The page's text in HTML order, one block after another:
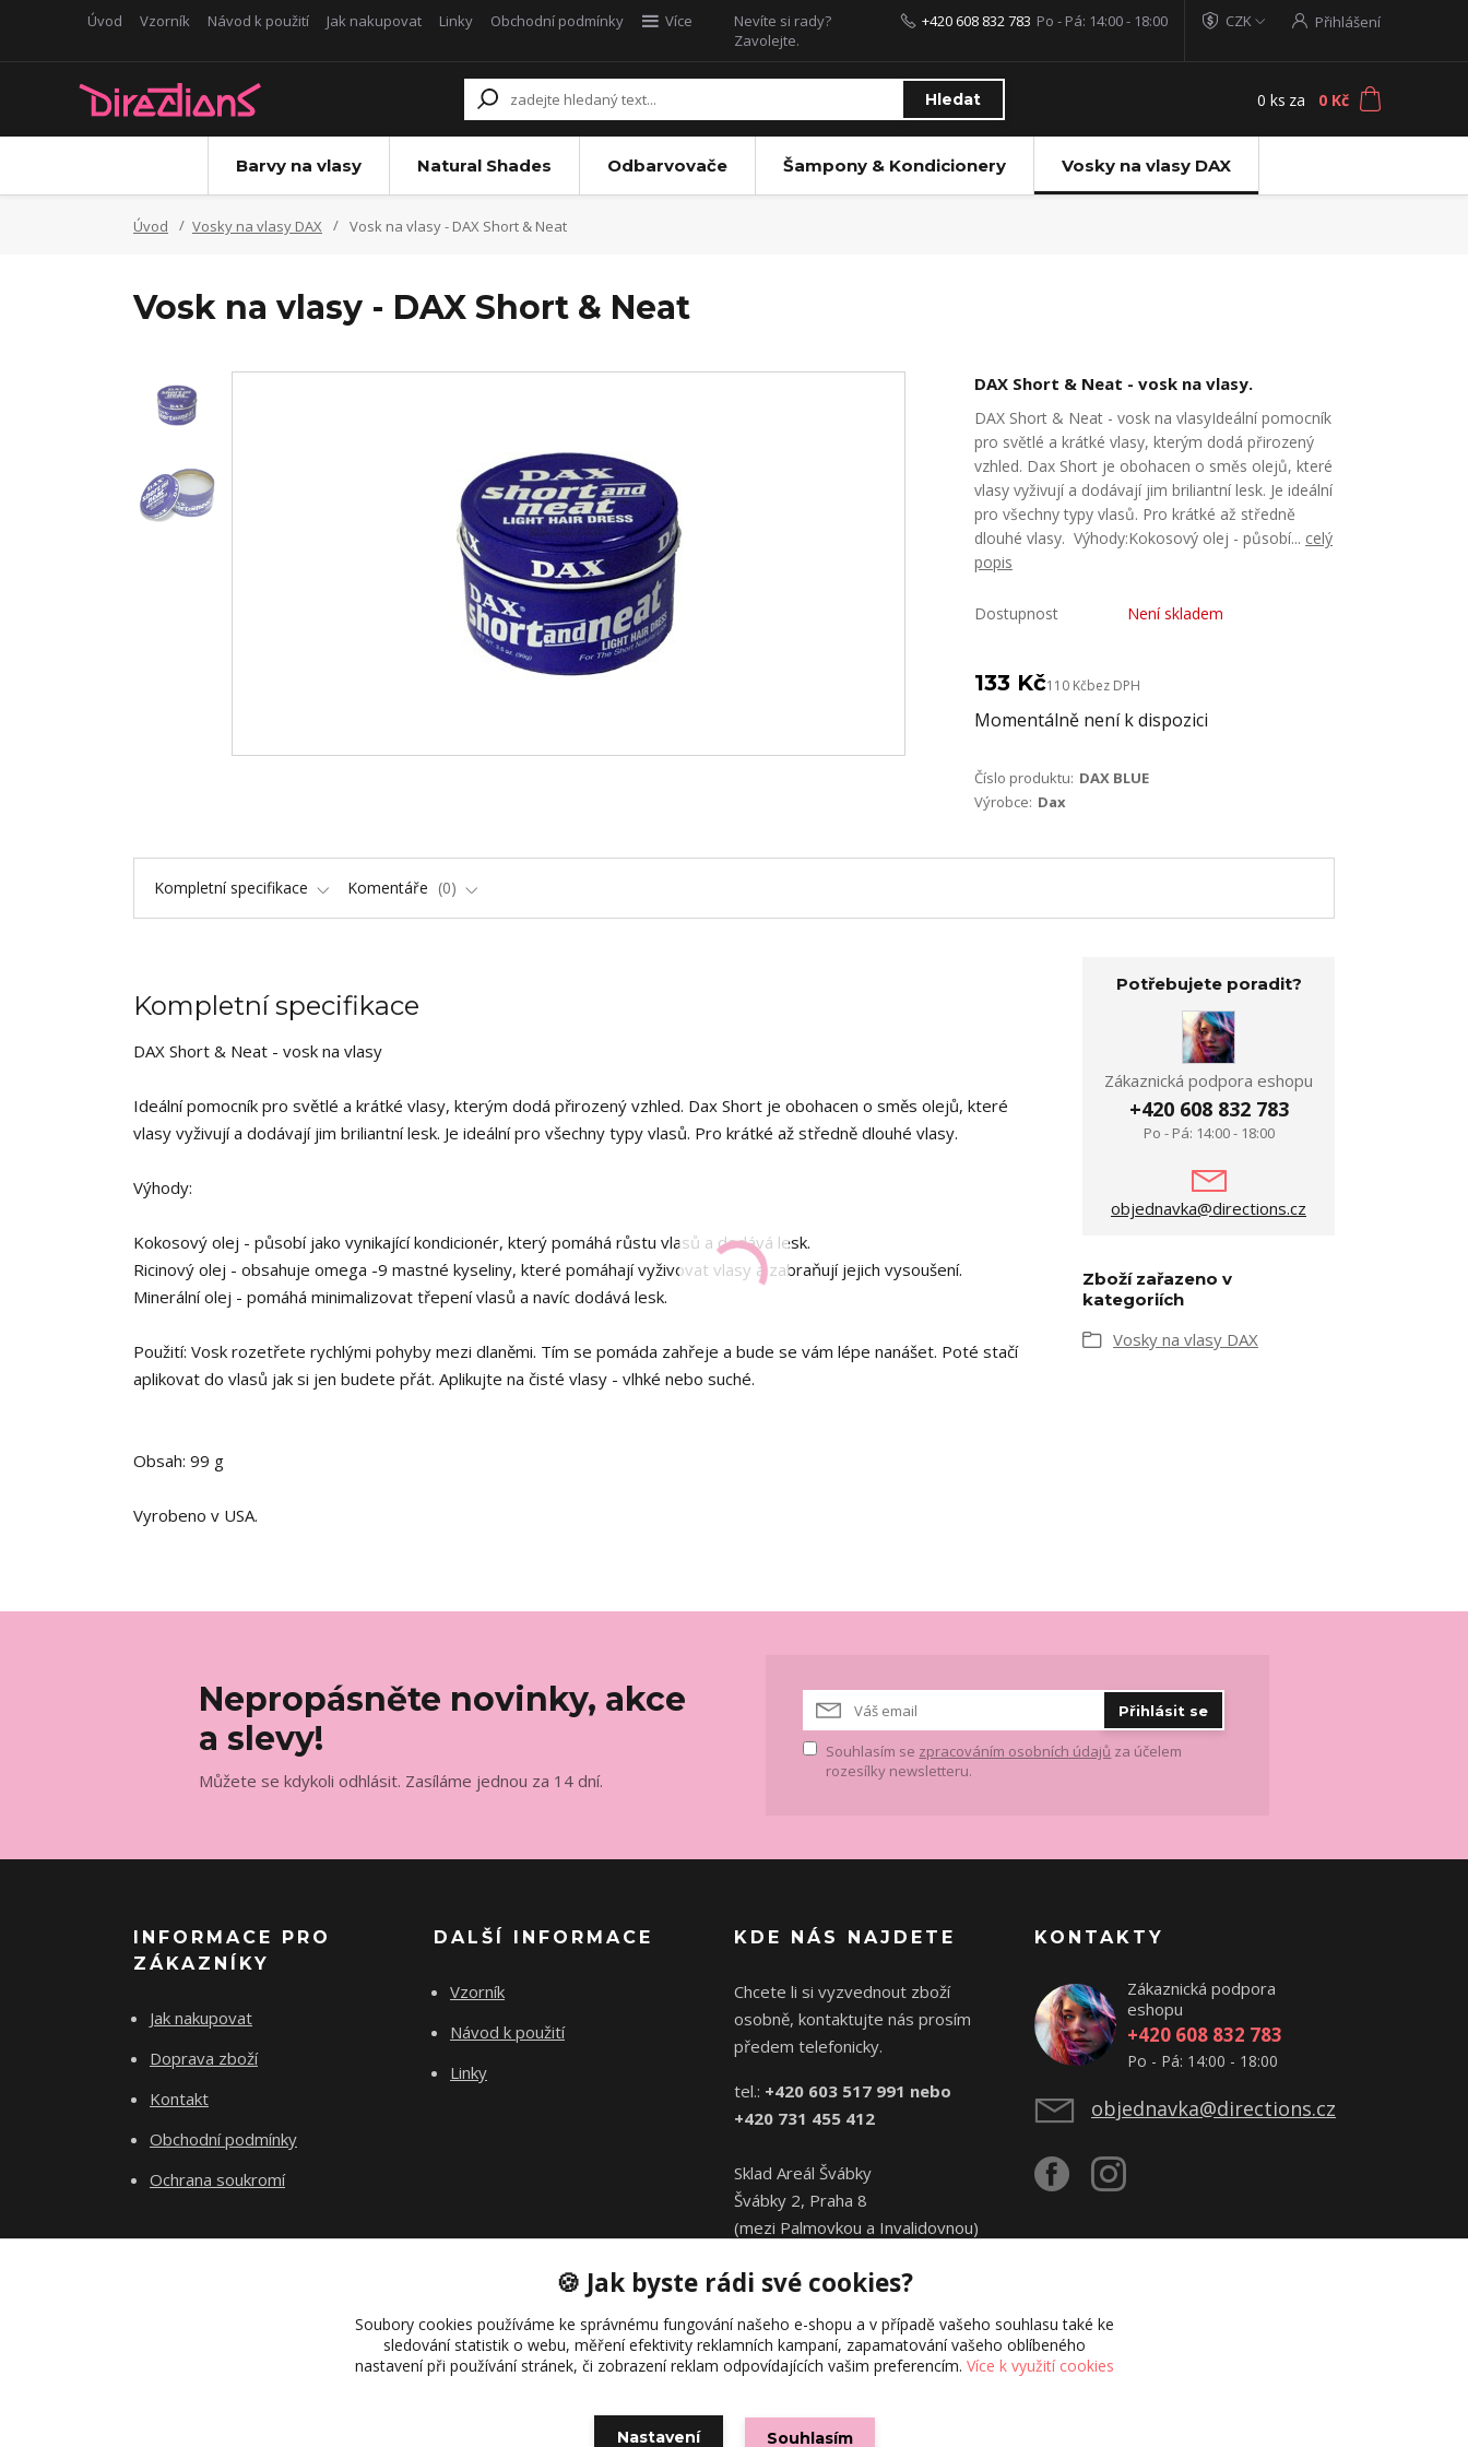
Úvod Vzorník Návod k použití Jak nakupovat Linky Obchodní podmínky Více CZK Přihlášení
Hledat
Nevíte si rady?
Zavolejte.
+420 608 832 783 Po - Pá: 14:00 - 18:00
0 ks za 0 Kč
Barvy na vlasy Natural Shades Odbarvovače Šampony & Kondicionery Vosky na vlasy DAX
Úvod Vosky na vlasy DAX Vosk na vlasy - DAX Short & Neat
Vosk na vlasy - DAX Short & Neat
DAX Short & Neat - vosk na vlasy.
DAX Short & Neat - vosk na vlasyIdeální pomocník
pro světlé a krátké vlasy, kterým dodá přirozený
vzhled. Dax Short je obohacen o směs olejů, které
vlasy vyživují a dodávají jim briliantní lesk. Je ideální
pro všechny typy vlasů. Pro krátké až středně
dlouhé vlasy. Výhody:Kokosový olej - působí... celý
popis
Dostupnost Není skladem
133 Kč110 Kčbez DPH
Momentálně není k dispozici
Číslo produktu: DAX BLUE
Výrobce: Dax
Kompletní specifikace Komentáře 0
Kompletní specifikace
DAX Short & Neat - vosk na vlasy
Ideální pomocník pro světlé a krátké vlasy, kterým dodá přirozený vzhled. Dax Short je obohacen o směs olejů, které
vlasy vyživují a dodávají jim briliantní lesk. Je ideální pro všechny typy vlasů. Pro krátké až středně dlouhé vlasy.
Výhody:
Kokosový olej - působí jako vynikající kondicionér, který pomáhá růstu vlasů a dodává lesk.
Ricinový olej - obsahuje omega -9 mastné kyseliny, které pomáhají vyživovat vlasy a zabraňují jejich vysoušení.
Minerální olej - pomáhá minimalizovat třepení vlasů a navíc dodává lesk.
Použití: Vosk rozetřete rychlými pohyby mezi dlaněmi. Tím se pomáda zahřeje a bude se vám lépe nanášet. Poté stačí
aplikovat do vlasů jak si jen budete přát. Aplikujte na čisté vlasy - vlhké nebo suché.
Obsah: 99 g
Vyrobeno v USA.
Potřebujete poradit?
Zákaznická podpora eshopu
+420 608 832 783
Po - Pá: 14:00 - 18:00
objednavka@directions.cz
Zboží zařazeno v
kategoriích
Vosky na vlasy DAX
Nepropásněte novinky, akce
a slevy!
Můžete se kdykoli odhlásit. Zasíláme jednou za 14 dní.
Přihlásit se
Souhlasím se zpracováním osobních údajů za účelem
rozesílky newsletteru.
INFORMACE PRO
ZÁKAZNÍKY
Jak nakupovat
Doprava zboží
Kontakt
Obchodní podmínky
Ochrana soukromí
DALŠÍ INFORMACE
Vzorník
Návod k použití
Linky
KDE NÁS NAJDETE
Chcete li si vyzvednout zboží
osobně, kontaktujte nás prosím
předem telefonicky.
tel.: +420 603 517 991 nebo
+420 731 455 412
Sklad Areál Švábky
Švábky 2, Praha 8
(mezi Palmovkou a Invalidovnou)
KONTAKTY
Zákaznická podpora
eshopu
+420 608 832 783
Po - Pá: 14:00 - 18:00
objednavka@directions.cz
© Directions.cz
Vytvořeno na
Eshop-rychle.cz
🍪 Jak byste rádi své cookies?
Soubory cookies používáme ke správnému fungování našeho e-shopu a v případě vašeho souhlasu také ke
sledování statistik o webu, měření efektivity reklamních kampaní, zapamatování vašeho oblíbeného
nastavení při používání stránek, či zobrazení reklam odpovídajících vašim preferencím. Více k využití cookies
Nastavení Souhlasím